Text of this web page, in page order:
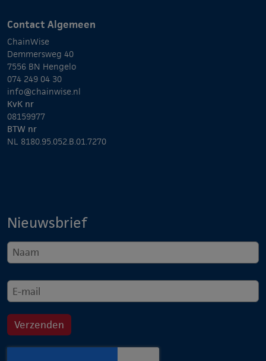
Contact Algemeen
ChainWise
Demmersweg 40
7556 BN Hengelo
074 249 04 30
info@chainwise.nl
KvK nr
08159977
BTW nr
NL 8180.95.052.B.01.7270
Nieuwsbrief